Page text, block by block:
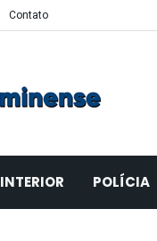
Contato
INTERIOR POLÍCIA